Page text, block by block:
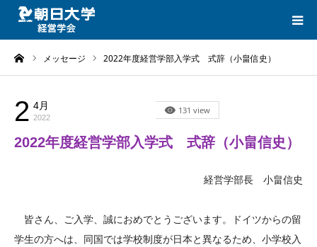
メッセージ 2022年度経営学部入学式 式辞（小畠信史）
2 4月
2022
131 view
2022年度経営学部入学式 式辞（小畠信史）
経営学部長 小畠信史
皆さん、ご入学、誠におめでとうございます。ドイツからの留
学生の方へは、同国では学校制度が日本と異なるため、小学校入
HOME
CATEGORIES
LINK